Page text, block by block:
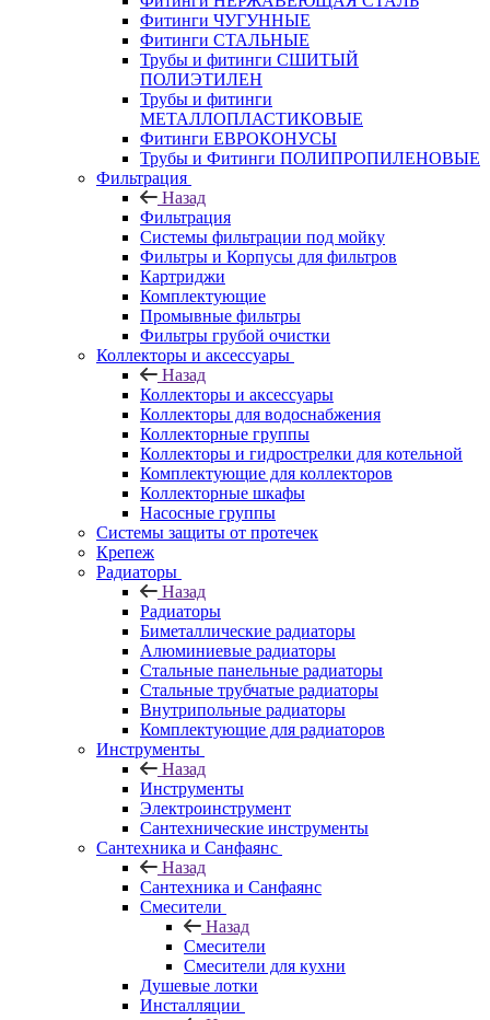
Фитинги ЧУГУННЫЕ
Фитинги СТАЛЬНЫЕ
Трубы и фитинги СШИТЫЙ
ПОЛИЭТИЛЕН
Трубы и фитинги
МЕТАЛЛОПЛАСТИКОВЫЕ
Фитинги ЕВРОКОНУСЫ
Трубы и Фитинги ПОЛИПРОПИЛЕНОВЫЕ
Фильтрация
Назад
Фильтрация
Системы фильтрации под мойку
Фильтры и Корпусы для фильтров
Картриджи
Комплектующие
Промывные фильтры
Фильтры грубой очистки
Коллекторы и аксессуары
Назад
Коллекторы и аксессуары
Коллекторы для водоснабжения
Коллекторные группы
Коллекторы и гидрострелки для котельной
Комплектующие для коллекторов
Коллекторные шкафы
Насосные группы
Системы защиты от протечек
Крепеж
Радиаторы
Назад
Радиаторы
Биметаллические радиаторы
Алюминиевые радиаторы
Стальные панельные радиаторы
Стальные трубчатые радиаторы
Внутрипольные радиаторы
Комплектующие для радиаторов
Инструменты
Назад
Инструменты
Электроинструмент
Сантехнические инструменты
Сантехника и Санфаянс
Назад
Сантехника и Санфаянс
Смесители
Назад
Смесители
Смесители для кухни
Душевые лотки
Инсталляции